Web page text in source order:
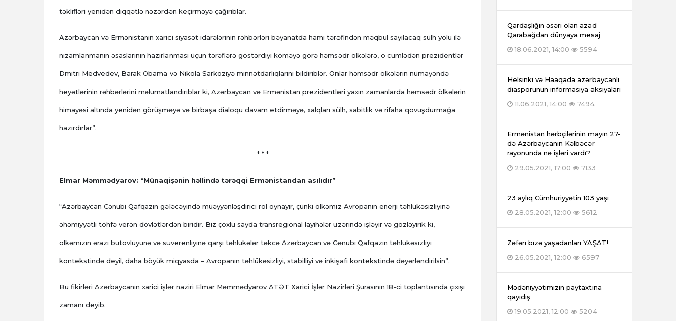
təklifləri yenidən diqqətlə nəzərdən keçirməyə çağırıblar.
Azərbaycan və Ermənistanın xarici siyasət idarələrinin rəhbərləri bəyanatda hamı tərəfindən məqbul sayılacaq sülh yolu ilə
nizamlanmanın əsaslarının hazırlanması üçün tərəflərə göstərdiyi köməyə görə həmsədr ölkələrə, o cümlədən prezidentlər
Dmitri Medvedev, Barak Obama və Nikola Sarkoziyə minnətdarlıqlarını bildiriblər. Onlar həmsədr ölkələrin nümayəndə
heyətlərinin rəhbərlərini məlumatlandırıblar ki, Azərbaycan və Ermənistan prezidentləri yaxın zamanlarda həmsədr ölkələrin
himayəsi altında yenidən görüşməyə və birbaşa dialoqu davam etdirməyə, xalqları sülh, sabitlik və rifaha qovuşdurmağa
hazırdırlar”.
* * *
Elmar Məmmədyarov: “Münaqişənin həllində tərəqqi Ermənistandan asılıdır”
“Azərbaycan Cənubi Qafqazın gələcəyində müəyyənləşdirici rol oynayır, çünki ölkəmiz Avropanın enerji təhlükəsizliyinə
əhəmiyyətli töhfə verən dövlətlərdən biridir. Biz çoxlu sayda transregional layihələr üzərində işləyir və gözləyirik ki,
ölkəmizin ərazi bütövlüyünə və suverenliyinə qarşı təhlükələr təkcə Azərbaycan və Cənubi Qafqazın təhlükəsizliyi
kontekstində deyil, daha böyük miqyasda – Avropanın təhlükəsizliyi, stabilliyi və inkişafı kontekstində dəyərləndirilsin”.
Bu fikirləri Azərbaycanın xarici işlər naziri Elmar Məmmədyarov ATƏT Xarici İşlər Nazirləri Şurasının 18-ci toplantısında çıxışı
zamanı deyib.
Qardaşlığın əsəri olan azad
Qarabağdan dünyaya mesaj
18.06.2021, 14:00
5594
Helsinki və Haaqada azərbaycanlı
diasporunun informasiya aksiyaları
11.06.2021, 14:00
7494
Ermənistan hərbçilərinin mayın 27-
də Azərbaycanın Kəlbəcər
rayonunda nə işləri vardı?
29.05.2021, 17:00
7133
23 aylıq Cümhuriyyətin 103 yaşı
28.05.2021, 12:00
5612
Zəfəri bizə yaşadanları YAŞAT!
26.05.2021, 12:00
6597
Mədəniyyətimizin paytaxtına
qayıdış
19.05.2021, 12:00
5204